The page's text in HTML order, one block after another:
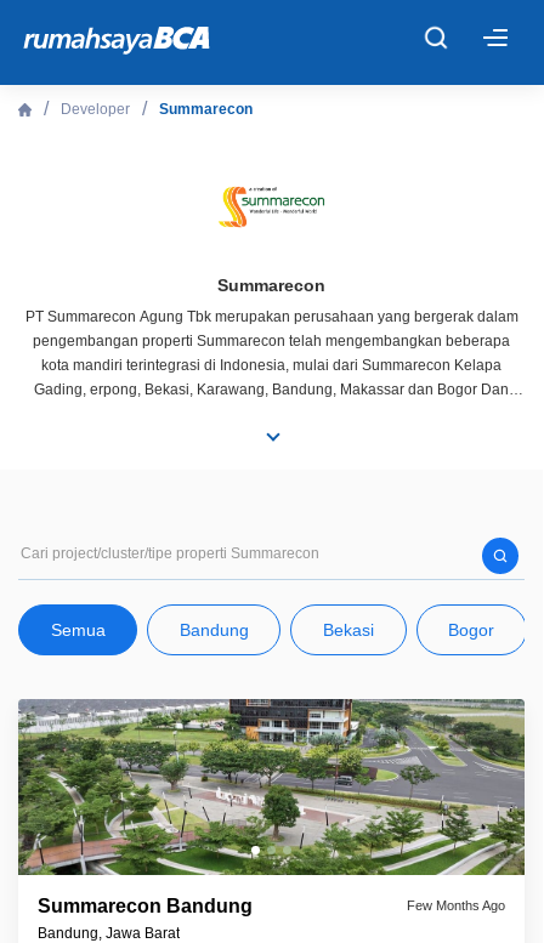
Rekanan
Developer Summarecon
Summarecon
PT Summarecon Agung Tbk merupakan perusahaan yang bergerak dalam
pengembangan properti Summarecon telah mengembangkan beberapa
kota mandiri terintegrasi di Indonesia, mulai dari Summarecon Kelapa
Gading, erpong, Bekasi, Karawang, Bandung, Makassar dan Bogor Dan
properti Terkemuka dan Terbaik di Indonesia
Semua Bandung Bekasi Bogor
Summarecon Bandung
Bandung, Jawa Barat
Few Months Ago